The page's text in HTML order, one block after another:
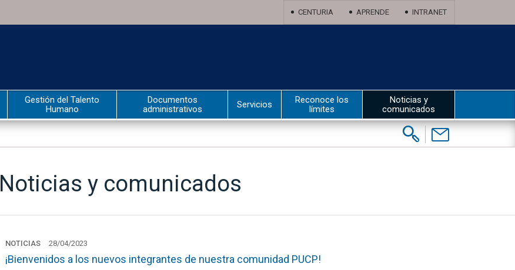
CENTURIA APRENDE INTRANET
Gestión del Talento
Humano
Documentos
administrativos
Servicios
Reconoce los
límites
Noticias y
comunicados
Buscar:
Contáctenos
Noticias y comunicados
NOTICIAS 28/04/2023
¡Bienvenidos a los nuevos integrantes de nuestra comunidad PUCP!